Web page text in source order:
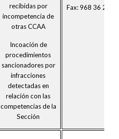
recibidas por
incompetencia de
otras CCAA
Incoación de
procedimientos
sancionadores por
infracciones
detectadas en
relación con las
competencias de la
Sección
Fax: 968 36 26 04